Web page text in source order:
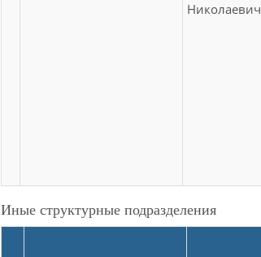
Николаевич
Иные структурные подразделения